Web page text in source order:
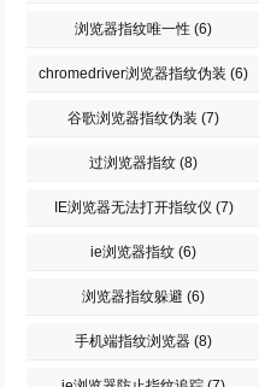
浏览器指纹唯一性 (6)
chromedriver浏览器指纹伪装 (6)
谷歌浏览器指纹伪装 (7)
过浏览器指纹 (8)
IE浏览器无法打开指纹仪 (7)
ie浏览器指纹 (6)
浏览器指纹躲避 (6)
手机端指纹浏览器 (8)